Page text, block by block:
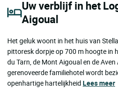
Uw verblijf in het
Aigoual
Het geluk woont in het huis van
pittoresk dorpje op 700 m hoogte in
du Tarn, de Mont Aigoual en de
gerenoveerde familiehotel wordt
openhartige hartelijkheid Lees meer